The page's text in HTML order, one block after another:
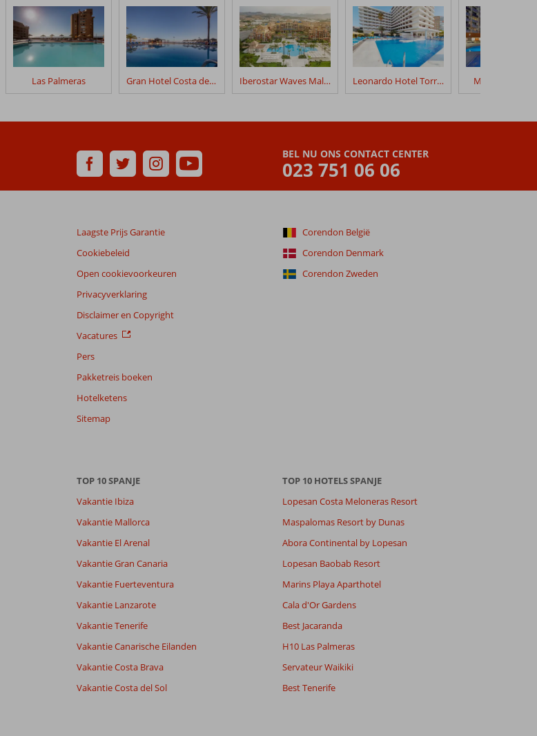
Sorteren op
Las Palmeras Gran Hotel Costa del Sol Iberostar Waves Malaga Playa Leonardo Hotel Torremolinos Melia Costa del
BEL NU ONS CONTACT CENTER
023 751 06 06
Laagste Prijs Garantie
Cookiebeleid
Open cookievoorkeuren
Privacyverklaring
Disclaimer en Copyright
Vacatures
Pers
Pakketreis boeken
Hotelketens
Sitemap
Corendon België
Corendon Denmark
Corendon Zweden
TOP 10 SPANJE
Vakantie Ibiza
Vakantie Mallorca
Vakantie El Arenal
Vakantie Gran Canaria
Vakantie Fuerteventura
Vakantie Lanzarote
Vakantie Tenerife
Vakantie Canarische Eilanden
Vakantie Costa Brava
Vakantie Costa del Sol
TOP 10 HOTELS SPANJE
Lopesan Costa Meloneras Resort
Maspalomas Resort by Dunas
Abora Continental by Lopesan
Lopesan Baobab Resort
Marins Playa Aparthotel
Cala d'Or Gardens
Best Jacaranda
H10 Las Palmeras
Servateur Waikiki
Best Tenerife